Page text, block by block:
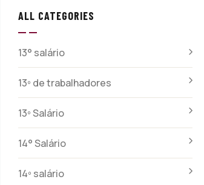
ALL CATEGORIES
13° salário
13º de trabalhadores
13º Salário
14° Salário
14º salário